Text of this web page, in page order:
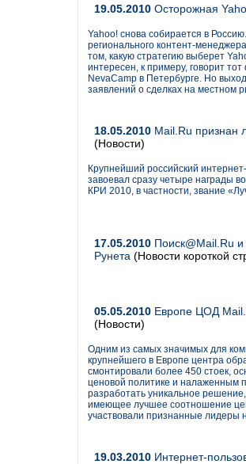
19.05.2010 Осторожная
Yahoo! снова собирается в
регионального контент-
том, какую стратегию выберет
интересен, к примеру, говорит
NevaCamp в Петербурге. Но
заявлений о сделках на местном
18.05.2010 Mail.Ru признан
(Новости)
Крупнейший российский
завоевал сразу четыре награды
КРИ 2010, в частности, звание
17.05.2010 Поиск@Mail.Ru
Рунета (Новости короткой
05.05.2010 Европе ЦОД
(Новости)
Одним из самых значимых для
крупнейшего в Европе центра
смонтировали более 450 стоек,
ценовой политике и налаженным
разработать уникальное
имеющее лучшее соотношение
участвовали признанные лидеры
19.03.2010 Интернет-